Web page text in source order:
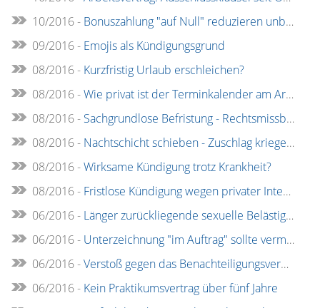
10/2016 - Bonuszahlung "auf Null" reduzieren unbillig!
09/2016 - Emojis als Kündigungsgrund
08/2016 - Kurzfristig Urlaub erschleichen?
08/2016 -Wie privat ist der Terminkalender am Arbeitsplatz?
08/2016 - Sachgrundlose Befristung - Rechtsmissbrauch?
08/2016 - Nachtschicht schieben - Zuschlag kriegen!
08/2016 -Wirksame Kündigung trotz Krankheit?
08/2016 - Fristlose Kündigung wegen privater Internetnutzung?
06/2016 - Länger zurückliegende sexuelle Belästigung am Arbeitsplatz als Kündigungsgrund
06/2016 - Unterzeichnung "im Auftrag" sollte vermieden werden
06/2016 -Verstoß gegen das Benachteiligungsverbot bei altersbedingter Kündigung
06/2016 - Kein Praktikumsvertrag über fünf Jahre